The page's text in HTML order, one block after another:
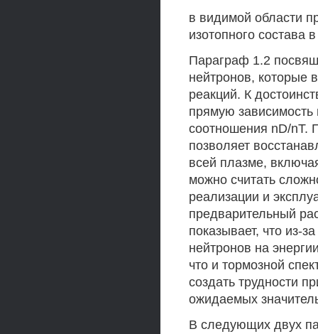
в видимой области
изотопного состава
Параграф 1.2
нейтронов, которые
реакций. К
прямую зависимость
соотношения nD/nT.
позволяет
всей плазме,
можно считать
реализации и
предварительный
показывает, что из-
нейтронов на
что и тормозной
создать трудности
ожидаемых
В следующих двух